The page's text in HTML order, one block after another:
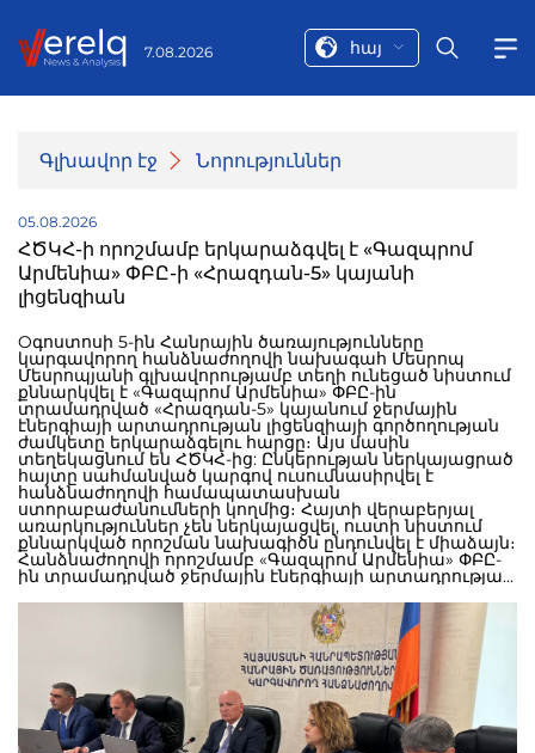
7.08.2026 հայ
Գլխավոր էջ Նորություններ
05.08.2026
ՀԾԿՀ-ի որոշմամբ երկարաձգվել է «Գազպրոմ
Արմենիա» ՓԲԸ-ի «Հրազդան-5» կայանի
լիցենզիան
Oգոստոսի 5-ին Հանրային ծառայությունները
կարգավորող հանձնաժողովի նախագահ Մեսրոպ
Մեսրոպյանի գլխավորությամբ տեղի ունեցած նիստում
քննարկվել է «Գազպրոմ Արմենիա» ՓԲԸ-ին
տրամադրված «Հրազդան-5» կայանում ջերմային
էներգիայի արտադրության լիցենզիայի գործողության
ժամկետը երկարաձգելու հարցը։ Այս մասին
տեղեկացնում են ՀԾԿՀ-ից: Ընկերության ներկայացրած
հայտը սահմանված կարգով ուսումնասիրվել է
հանձնաժողովի համապատասխան
ստորաբաժանումների կողմից։ Հայտի վերաբերյալ
առարկություններ չեն ներկայացվել, ուստի նիստում
քննարկված որոշման նախագիծն ընդունվել է միաձայն։
Հանձնաժողովի որոշմամբ «Գազպրոմ Արմենիա» ՓԲԸ-
ին տրամադրված ջերմային էներգիայի արտադրության
մինչև 2027 թվականի օգոստոսի 13-ը։